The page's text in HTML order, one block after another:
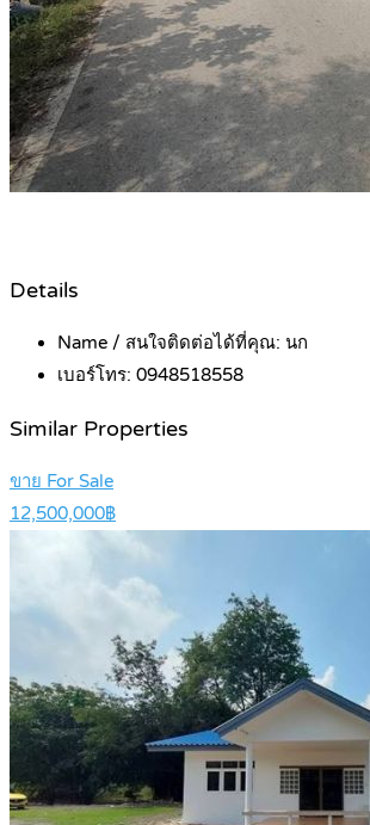
Details
Name / สนใจติดต่อได้ที่คุณ: นก
เบอร์โทร: 0948518558
Similar Properties
ขาย For Sale
12,500,000฿